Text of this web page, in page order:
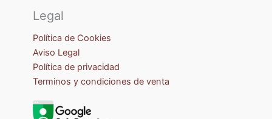
Legal
Política de Cookies
Aviso Legal
Política de privacidad
Terminos y condiciones de venta